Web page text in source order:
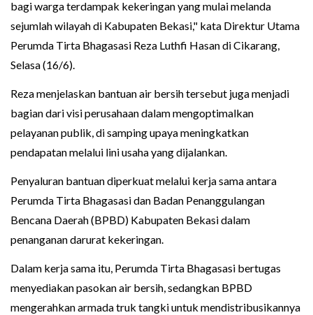
bagi warga terdampak kekeringan yang mulai melanda
sejumlah wilayah di Kabupaten Bekasi," kata Direktur Utama
Perumda Tirta Bhagasasi Reza Luthfi Hasan di Cikarang,
Selasa (16/6).
Reza menjelaskan bantuan air bersih tersebut juga menjadi
bagian dari visi perusahaan dalam mengoptimalkan
pelayanan publik, di samping upaya meningkatkan
pendapatan melalui lini usaha yang dijalankan.
Penyaluran bantuan diperkuat melalui kerja sama antara
Perumda Tirta Bhagasasi dan Badan Penanggulangan
Bencana Daerah (BPBD) Kabupaten Bekasi dalam
penanganan darurat kekeringan.
Dalam kerja sama itu, Perumda Tirta Bhagasasi bertugas
menyediakan pasokan air bersih, sedangkan BPBD
mengerahkan armada truk tangki untuk mendistribusikannya